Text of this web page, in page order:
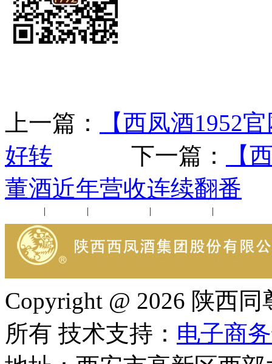
上一篇：
【西凤酒1952
好转 下一篇：
【
董酒近年营收连续翻番
| | | |
Copyright @ 2026 陕西
所有 技术支持： 电子商